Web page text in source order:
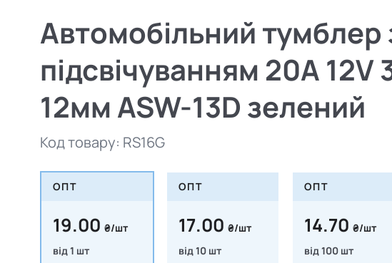
Автомобільний тумблер
підсвічуванням 20A 12V
12мм ASW-13D зелений
Код товару: RS16G
ОПТ
19.00₴/шт
від 1 шт
ОПТ
17.00₴/шт
від 10 шт
ОПТ
14.70₴/шт
від 100 шт